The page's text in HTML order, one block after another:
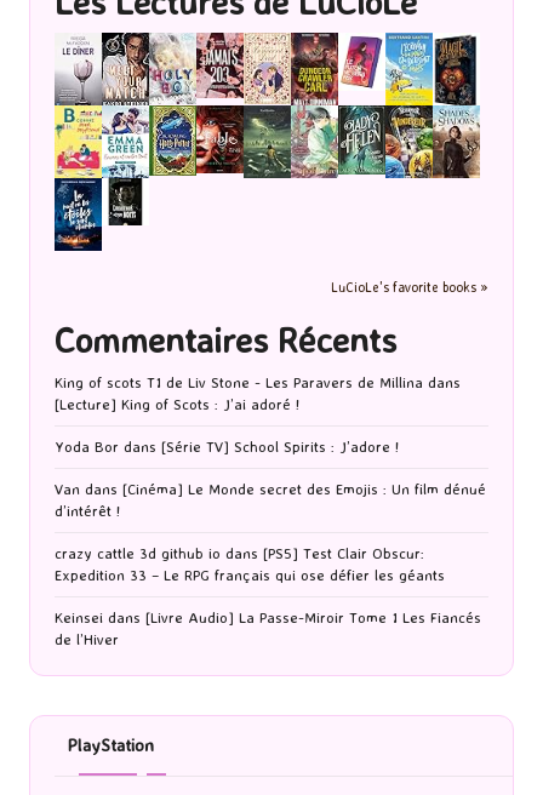
LuCioLe's favorite books »
Commentaires Récents
King of scots T1 de Liv Stone - Les Paravers de Millina dans
[Lecture] King of Scots : J’ai adoré !
Yoda Bor dans [Série TV] School Spirits : J’adore !
Van dans [Cinéma] Le Monde secret des Emojis : Un film dénué
d’intérêt !
crazy cattle 3d github io dans [PS5] Test Clair Obscur:
Expedition 33 – Le RPG français qui ose défier les géants
Keinsei dans [Livre Audio] La Passe-Miroir Tome 1 Les Fiancés
de l’Hiver
PlayStation